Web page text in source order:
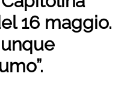
16 maggio.